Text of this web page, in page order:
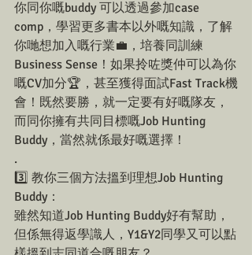
你同你嘅buddy 可以透過參加case
comp，學習更多書本以外嘅知識，了解
你哋想加入嘅行業💼，培養同訓練
Business Sense！如果拎咗獎仲可以為你
嘅CV加分🏆，甚至獲得面試Fast Track機
會！既然要勝，就一定要有好嘅隊友，
而同你擁有共同目標嘅Job Hunting
Buddy，當然就係最好嘅選擇！
.
3️⃣ 教你三個方法搵到理想Job Hunting
Buddy：
雖然知道Job Hunting Buddy好有幫助，
但係無得返學識人，Y1&Y2同學又可以點